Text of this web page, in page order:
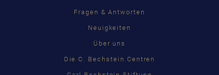
Fragen & Antworten
Neuigkeiten
Über uns
Die C. Bechstein Centren